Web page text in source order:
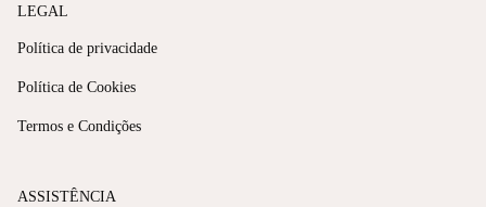
LEGAL
Política de privacidade
Política de Cookies
Termos e Condições
ASSISTÊNCIA